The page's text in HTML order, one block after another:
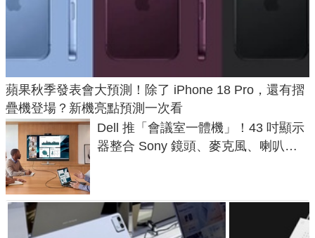
蘋果秋季發表會大預測！除了 iPhone 18 Pro，還有摺
疊機登場？新機亮點預測一次看
Dell 推「會議室一體機」！43 吋顯示
器整合 Sony 鏡頭、麥克風、喇叭，